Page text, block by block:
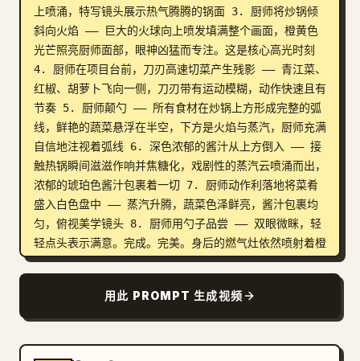
上喷涌，特写镜头展示热气腾腾的锅面 3. 厨师将炒锅倾
斜向火焰 —— 巨大的火球向上喷发填满整个画面，橙黄色
光芒照亮厨师面部，眼神凶猛而专注。这是核心高光时刻
4. 厨师在项目台前，刀刃高速切菜产生残影 —— 青江菜、
红椒、胡萝卜飞向一侧，刀刃带有运动模糊，动作快速且有
节奏 5. 厨师颠勺 —— 所有食材在炒锅上方形成完整的弧
线，鲜艳的蔬菜悬浮在半空，下方是火焰与蒸汽，厨师充满
自信地注视着弧线 6. 深色浓郁的酱汁从上方倒入 —— 接
触热锅瞬间滋滋作响并焦糖化，戏剧性的蒸汽云喷涌而出，
浓郁的琥珀色酱汁包裹着一切 7. 厨师动作利落地将菜肴
盛入白色盘中 —— 蒸汽升腾，蔬菜色泽鲜亮，酱汁包裹均
匀，俯视美学镜头 8. 厨师用勺子品尝 —— 双眼微眯，轻
轻点头表示满意。完成。完美。身后的燃气灶依然喷射着橙
色的火焰。厨师面部特写。摄像机：• 炒锅扣下时使用宽
戏剧化镜头 —— 火焰填满画面上下方 • 切菜时使用侧面紧
凑镜头 —— 可见刀刃残影 • 颠勺时使用广角镜头 —— 可
用此 PROMPT 生成视频